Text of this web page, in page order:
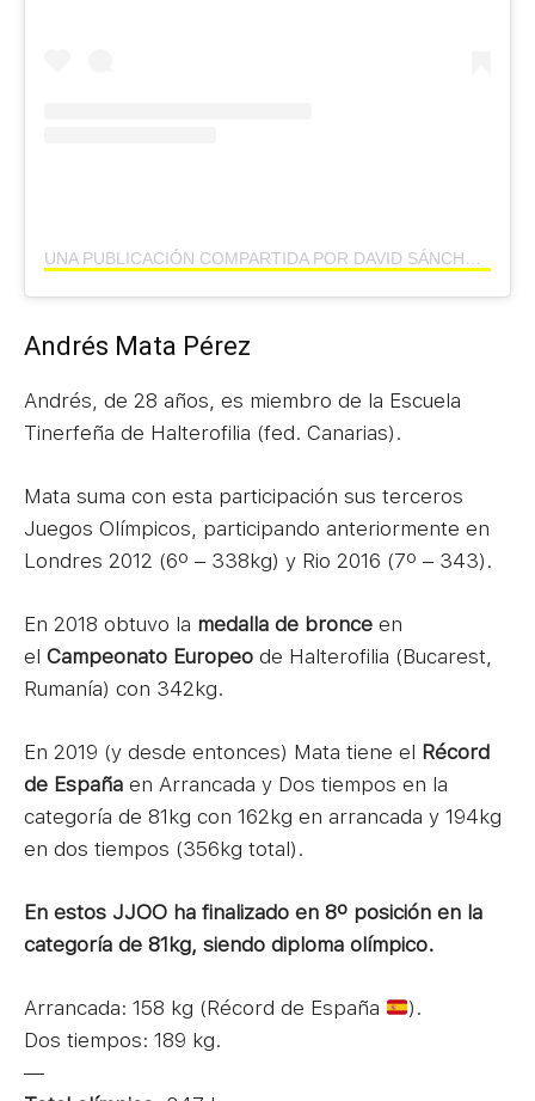
Andrés Mata Pérez
Andrés, de 28 años, es miembro de la Escuela
Tinerfeña de Halterofilia (fed. Canarias).
Mata suma con esta participación sus terceros
Juegos Olímpicos, participando anteriormente en
Londres 2012 (6º – 338kg) y Rio 2016 (7º – 343).
En 2018 obtuvo la medalla de bronce en
el Campeonato Europeo de Halterofilia (Bucarest,
Rumanía) con 342kg.
En 2019 (y desde entonces) Mata tiene el Récord
de España en Arrancada y Dos tiempos en la
categoría de 81kg con 162kg en arrancada y 194kg
en dos tiempos (356kg total).
En estos JJOO ha finalizado en 8º posición en la
categoría de 81kg, siendo diploma olímpico.
Arrancada: 158 kg (Récord de España
).
Dos tiempos: 189 kg.
—